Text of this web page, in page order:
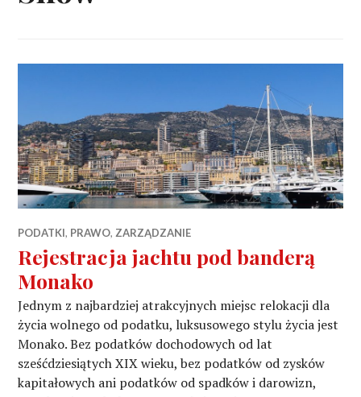
PODATKI, PRAWO, ZARZĄDZANIE
Rejestracja jachtu pod banderą
Monako
Jednym z najbardziej atrakcyjnych miejsc relokacji dla
życia wolnego od podatku, luksusowego stylu życia jest
Monako. Bez podatków dochodowych od lat
sześćdziesiątych XIX wieku, bez podatków od zysków
kapitałowych ani podatków od spadków i darowizn,